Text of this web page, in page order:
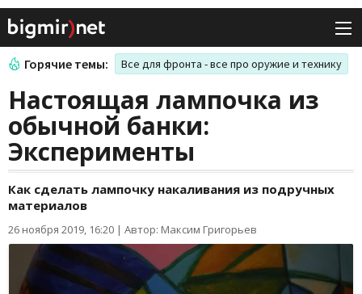
Горячие темы: Все для фронта - все про оружие и технику
Настоящая лампочка из
обычной банки:
Эксперименты
Как сделать лампочку накаливания из подручных
материалов
26 ноября 2019, 16:20 | Автор: Максим Григорьев